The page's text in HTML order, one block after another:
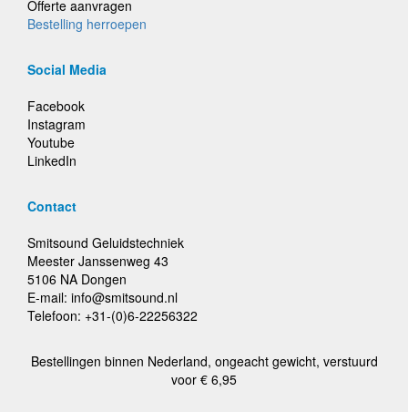
Offerte aanvragen
Bestelling herroepen
Social Media
Facebook
Instagram
Youtube
LinkedIn
Contact
Smitsound Geluidstechniek
Meester Janssenweg 43
5106 NA Dongen
E-mail: info@smitsound.nl
Telefoon: +31-(0)6-22256322
Bestellingen binnen Nederland, ongeacht gewicht, verstuurd
voor € 6,95